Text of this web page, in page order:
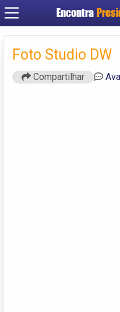
Encontra
Foto Studio DW
Compartilhar